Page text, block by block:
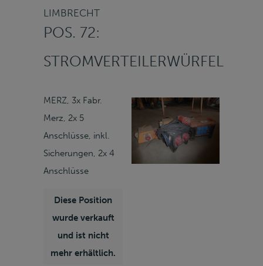
LIMBRECHT
POS. 72:
STROMVERTEILERWÜRFEL
MERZ, 3x Fabr.
Merz, 2x 5
Anschlüsse, inkl.
Sicherungen, 2x 4
Anschlüsse
Diese Position
wurde verkauft
und ist nicht
mehr erhältlich.